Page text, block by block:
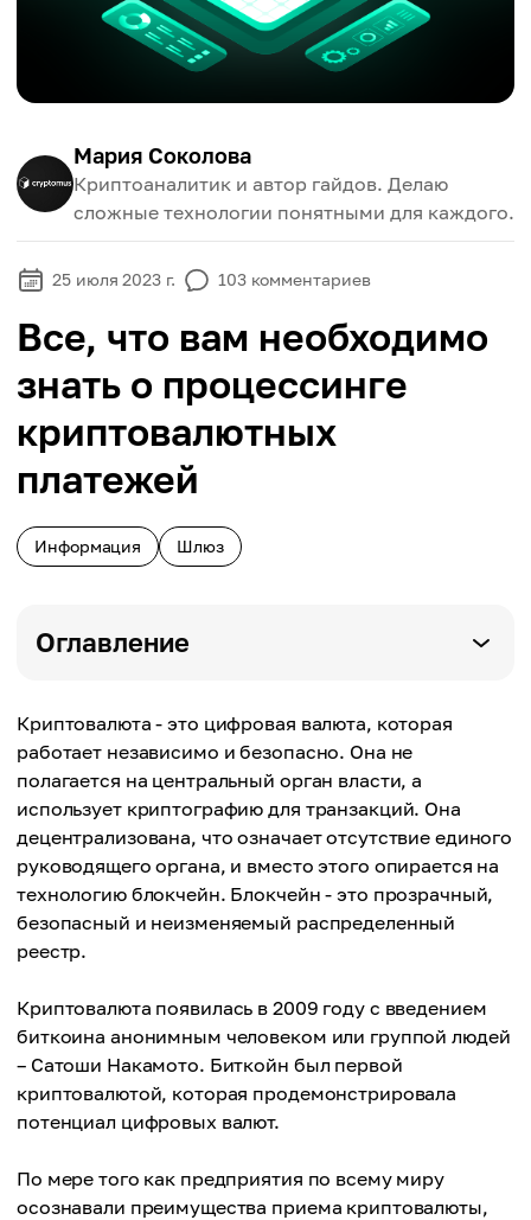
Мария Соколова
Криптоаналитик и автор гайдов. Делаю
сложные технологии понятными для каждого.
25 июля 2023 г. 103 комментариев
Все, что вам необходимо
знать о процессинге
криптовалютных
платежей
Информация Шлюз
Оглавление
Криптовалюта - это цифровая валюта, которая
работает независимо и безопасно. Она не
полагается на центральный орган власти, а
использует криптографию для транзакций. Она
децентрализована, что означает отсутствие единого
руководящего органа, и вместо этого опирается на
технологию блокчейн. Блокчейн - это прозрачный,
безопасный и неизменяемый распределенный
реестр.
Криптовалюта появилась в 2009 году с введением
биткоина анонимным человеком или группой людей
– Сатоши Накамото. Биткойн был первой
криптовалютой, которая продемонстрировала
потенциал цифровых валют.
По мере того как предприятия по всему миру
осознавали преимущества приема криптовалюты,